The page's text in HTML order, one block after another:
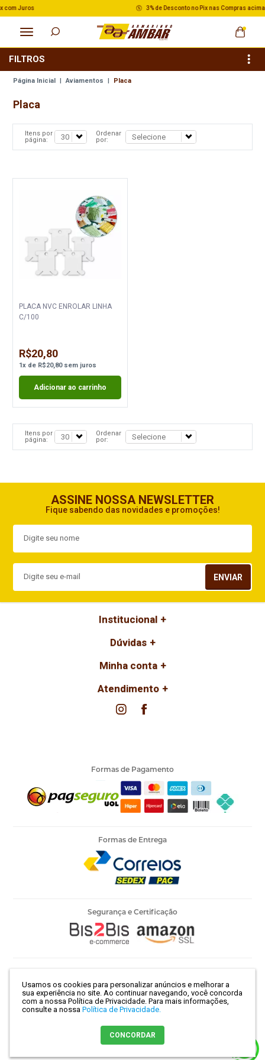
3% de Desconto no Pix nas Compras acima de R$ 500,00
Página Inicial | Aviamentos | Placa
FILTROS
Usamos os cookies para personalizar anúncios e melhorar a
sua experiência no site. Ao continuar navegando, você concorda
com a nossa Política de Privacidade. Para mais informações,
consulte a nossa Política de Privacidade.
CONCORDAR
Placa
Itens por
página:
Ordenar
por:
PLACA NVC ENROLAR LINHA
C/100
R$20,80
1x de R$20,80sem juros
Adicionar ao carrinho
Itens por
página:
Ordenar
por:
ASSINE NOSSA NEWSLETTER
Fique sabendo das novidades e promoções!
ENVIAR
Institucional
Dúvidas
Minha conta
Atendimento
Formas de Pagamento
Formas de Entrega
Segurança e Certificação
Março, 786 - Centro | São Paulo-SP | CEP 01021-100
com a melhor empresa de e-commerce do
Brasil.